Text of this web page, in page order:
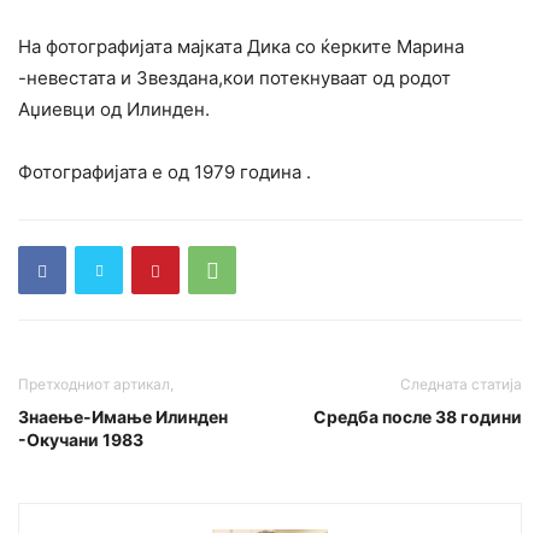
На фотографијата мајката Дика со ќерките Марина
-невестата и Звездана,кои потекнуваат од родот
Аџиевци од Илинден.
Фотографијата е од 1979 година .
Претходниот артикал,
Знаење-Имање Илинден
-Окучани 1983
Следната статија
Средба после 38 години